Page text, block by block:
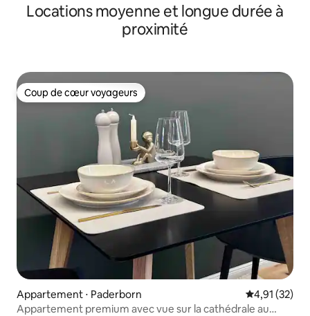
Locations moyenne et longue durée à
proximité
Coup de cœur voyageurs
Coup de cœur voyageurs
Appartement ⋅ Paderborn Évaluation
4,91 (32)
Appartement premium avec vue sur la cathédrale au